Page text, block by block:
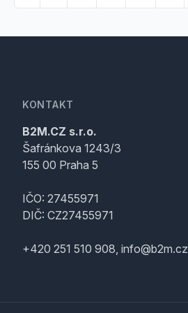
KONTAKT
B2M.CZ s.r.o.
Šafránkova 1243/3
155 00 Praha 5
IČO: 27455971
DIČ: CZ27455971
+420 251 510 908, info@b2m.cz